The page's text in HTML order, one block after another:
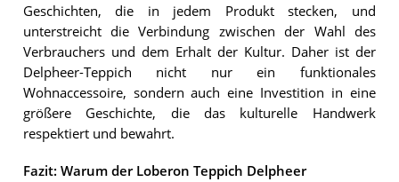
Geschichten, die in jedem Produkt stecken, und
unterstreicht die Verbindung zwischen der Wahl des
Verbrauchers und dem Erhalt der Kultur. Daher ist der
Delpheer-Teppich nicht nur ein funktionales
Wohnaccessoire, sondern auch eine Investition in eine
größere Geschichte, die das kulturelle Handwerk
respektiert und bewahrt.
Fazit: Warum der Loberon Teppich Delpheer